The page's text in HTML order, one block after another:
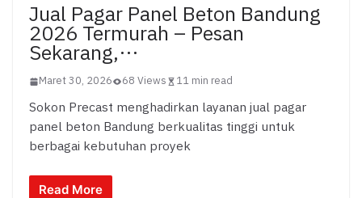
Jual Pagar Panel Beton Bandung
2026 Termurah – Pesan
Sekarang,…
Maret 30, 2026 68 Views 11 min read
Sokon Precast menghadirkan layanan jual pagar
panel beton Bandung berkualitas tinggi untuk
berbagai kebutuhan proyek
Read More